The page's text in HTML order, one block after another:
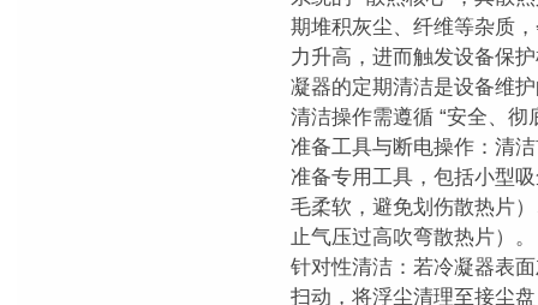
期堆积灰尘、纤维等杂质
力升高，进而触发设备保
凝器的定期清洁是设备维
清洁操作需遵循 “安全、
准备工具与断电操作：清
准备专用工具，包括小型
毛柔软，避免划伤散热片
止气压过高吹弯散热片）。
针对性清洁：若冷凝器表
扫动，将浮尘清理至接尘